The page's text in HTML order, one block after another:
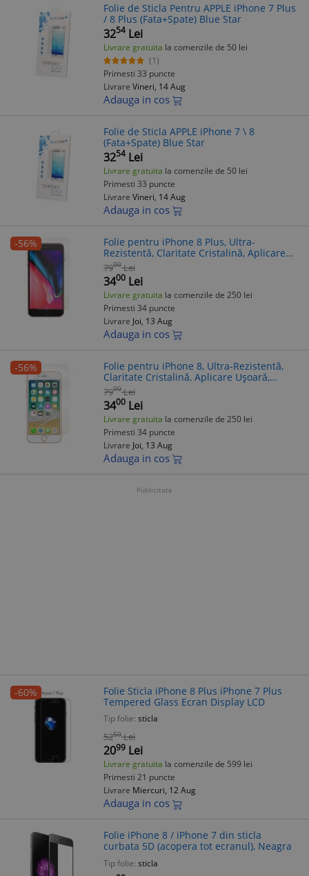
Folie de Sticla Pentru APPLE iPhone 7 Plus
/ 8 Plus (Fata+Spate) Blue Star
3254 Lei
Livrare gratuita la comenzile de 50 lei
(1)
Primesti 33 puncte
Livrare Vineri, 14 Aug
Adauga in cos
Folie de Sticla APPLE iPhone 7 \ 8
(Fata+Spate) Blue Star
3254 Lei
Livrare gratuita la comenzile de 50 lei
Primesti 33 puncte
Livrare Vineri, 14 Aug
Adauga in cos
-56%
Folie pentru iPhone 8 Plus, Ultra-
Rezistentă, Claritate Cristalină, Aplicare
Ușoară, Antistatică
7900 Lei
3400 Lei
Livrare gratuita la comenzile de 250 lei
Primesti 34 puncte
Livrare Joi, 13 Aug
Adauga in cos
-56%
Folie pentru iPhone 8, Ultra-Rezistentă,
Claritate Cristalină, Aplicare Ușoară,
Antistatică
7900 Lei
3400 Lei
Livrare gratuita la comenzile de 250 lei
Primesti 34 puncte
Livrare Joi, 13 Aug
Adauga in cos
Publicitate
-60%
Folie Sticla iPhone 8 Plus iPhone 7 Plus
Tempered Glass Ecran Display LCD
Tip folie: sticla
5250 Lei
2099 Lei
Livrare gratuita la comenzile de 599 lei
Primesti 21 puncte
Livrare Miercuri, 12 Aug
Adauga in cos
Folie iPhone 8 / iPhone 7 din sticla
curbata 5D (acopera tot ecranul), Neagra
Tip folie: sticla